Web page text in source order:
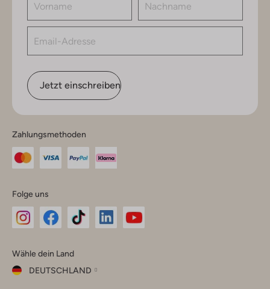
Jetzt einschreiben
Zahlungsmethoden
Folge uns
Instagram
Facebook
TikTok
Wähle dein Land
DEUTSCHLAND